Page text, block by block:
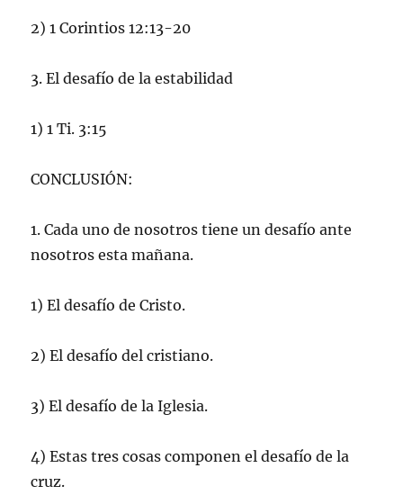
2) 1 Corintios 12:13-20
3. El desafío de la estabilidad
1) 1 Ti. 3:15
CONCLUSIÓN:
1. Cada uno de nosotros tiene un desafío ante
nosotros esta mañana.
1) El desafío de Cristo.
2) El desafío del cristiano.
3) El desafío de la Iglesia.
4) Estas tres cosas componen el desafío de la
cruz.